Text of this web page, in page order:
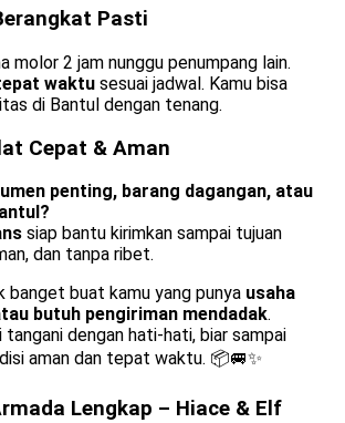
Pasti
molor 2 jam nunggu penumpang lain.
waktu sesuai jadwal. Kamu bisa
di Bantul dengan tenang.
Cepat & Aman
penting, barang dagangan, atau
siap bantu kirimkan sampai tujuan
dan tanpa ribet.
banget buat kamu yang punya usaha
butuh pengiriman mendadak.
tangani dengan hati-hati, biar sampai
aman dan tepat waktu. 📦🚐✨
Lengkap – Hiace & Elf